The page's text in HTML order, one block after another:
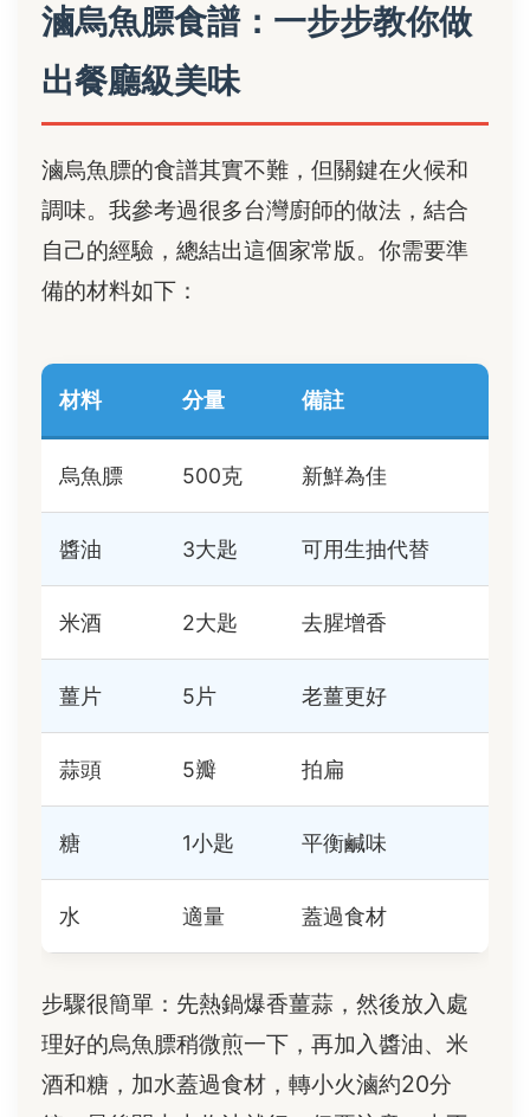
滷烏魚膘食譜：一步步教你做
出餐廳級美味
滷烏魚膘的食譜其實不難，但關鍵在火候和
調味。我參考過很多台灣廚師的做法，結合
自己的經驗，總結出這個家常版。你需要準
備的材料如下：
材料 分量 備註
烏魚膘 500克 新鮮為佳
醬油 3大匙 可用生抽代替
米酒 2大匙 去腥增香
薑片 5片 老薑更好
蒜頭 5瓣 拍扁
糖 1小匙 平衡鹹味
水 適量 蓋過食材
步驟很簡單：先熱鍋爆香薑蒜，然後放入處
理好的烏魚膘稍微煎一下，再加入醬油、米
酒和糖，加水蓋過食材，轉小火滷約20分